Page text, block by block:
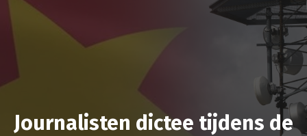
Journalisten dictee tijdens de